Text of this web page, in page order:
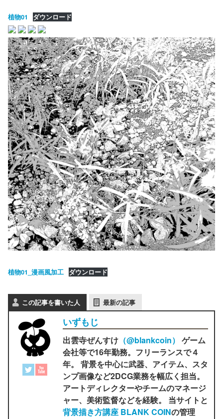
植物01 ダウンロード
植物01_漫画風加工 ダウンロード
この記事を書いた人 最新の記事
いずもじ
出雲寺ぜんすけ （‎@blankcoin） ゲーム
会社等で16年勤務。フリーランスで４
年。 背景を中心に武器、アイテム、スタ
ンプ画像など2DCG業務を幅広く担当。
アートディレクターやチームのマネージ
ャー、美術監督などを経験。 当サイトと
背景描き方講座 BLANK COINの管理